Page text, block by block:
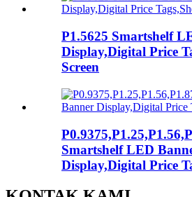
P1.5625 Smartshelf
Display,Digital Price
Screen
Smartshelf LED
Display,Digital Price